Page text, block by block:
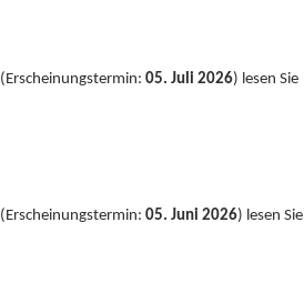
(Erscheinungstermin: 05. Juli 2026) lesen Sie
(Erscheinungstermin: 05. Juni 2026) lesen Sie